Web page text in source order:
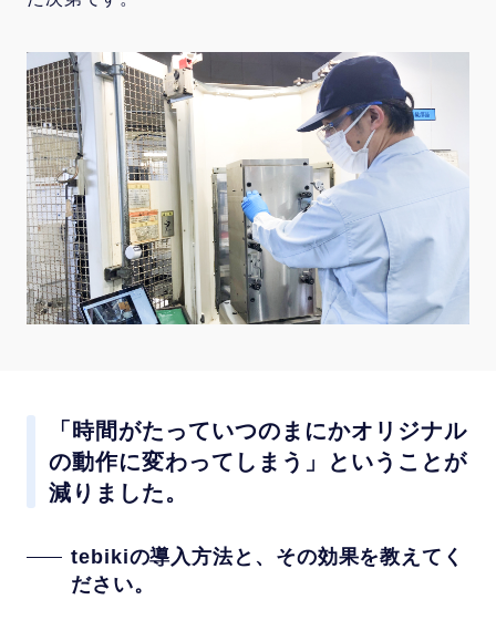
「時間がたっていつのまにかオリジナル
の動作に変わってしまう」ということが
減りました。
tebikiの導入方法と、その効果を教えてく
ださい。